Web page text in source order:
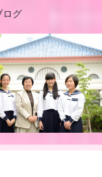
ログ